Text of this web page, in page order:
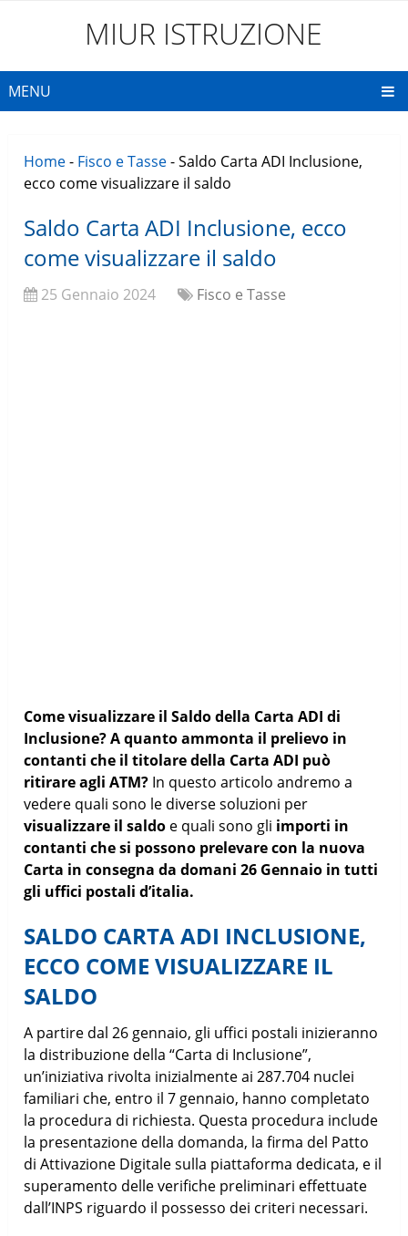
MIUR ISTRUZIONE
MENU
Home- Fisco e Tasse-Saldo Carta ADI Inclusione,
ecco come visualizzare il saldo
Saldo Carta ADI Inclusione, ecco
come visualizzare il saldo
25 Gennaio 2024 Fisco e Tasse
Come visualizzare il Saldo della Carta ADI di
Inclusione? A quanto ammonta il prelievo in
contanti che il titolare della Carta ADI può
ritirare agli ATM? In questo articolo andremo a
vedere quali sono le diverse soluzioni per
visualizzare il saldo e quali sono gli importi in
contanti che si possono prelevare con la nuova
Carta in consegna da domani 26 Gennaio in tutti
gli uffici postali d’italia.
SALDO CARTA ADI INCLUSIONE,
ECCO COME VISUALIZZARE IL
SALDO
A partire dal 26 gennaio, gli uffici postali inizieranno
la distribuzione della “Carta di Inclusione”,
un’iniziativa rivolta inizialmente ai 287.704 nuclei
familiari che, entro il 7 gennaio, hanno completato
la procedura di richiesta. Questa procedura include
la presentazione della domanda, la firma del Patto
di Attivazione Digitale sulla piattaforma dedicata, e il
superamento delle verifiche preliminari effettuate
dall’INPS riguardo il possesso dei criteri necessari.